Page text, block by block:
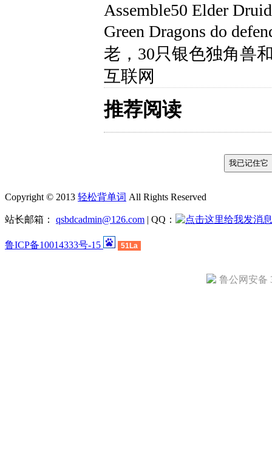
Assemble50 Elder
Green Dragons do
老，30只银色独角兽
互联网
推荐阅读
Copyright © 2013 轻松背单词 All Rights Reserved
站长邮箱： qsbdcadmin@126.com | QQ：
鲁ICP备10014333号-15 51La
鲁公网安备